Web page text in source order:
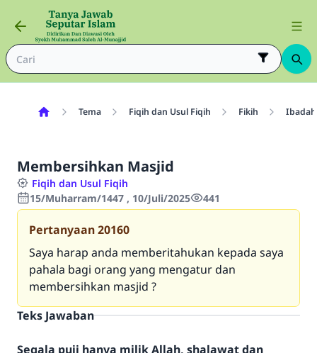
Tema Fiqih dan Usul Fiqih Fikih
Membersihkan Masjid
Fiqih dan Usul Fiqih
15/Muharram/1447 , 10/Juli/2025
441
Pertanyaan20160
Saya harap anda memberitahukan kepada saya
pahala bagi orang yang mengatur dan
membersihkan masjid ?
Teks Jawaban
Segala puji hanya milik Allah, shalawat dan